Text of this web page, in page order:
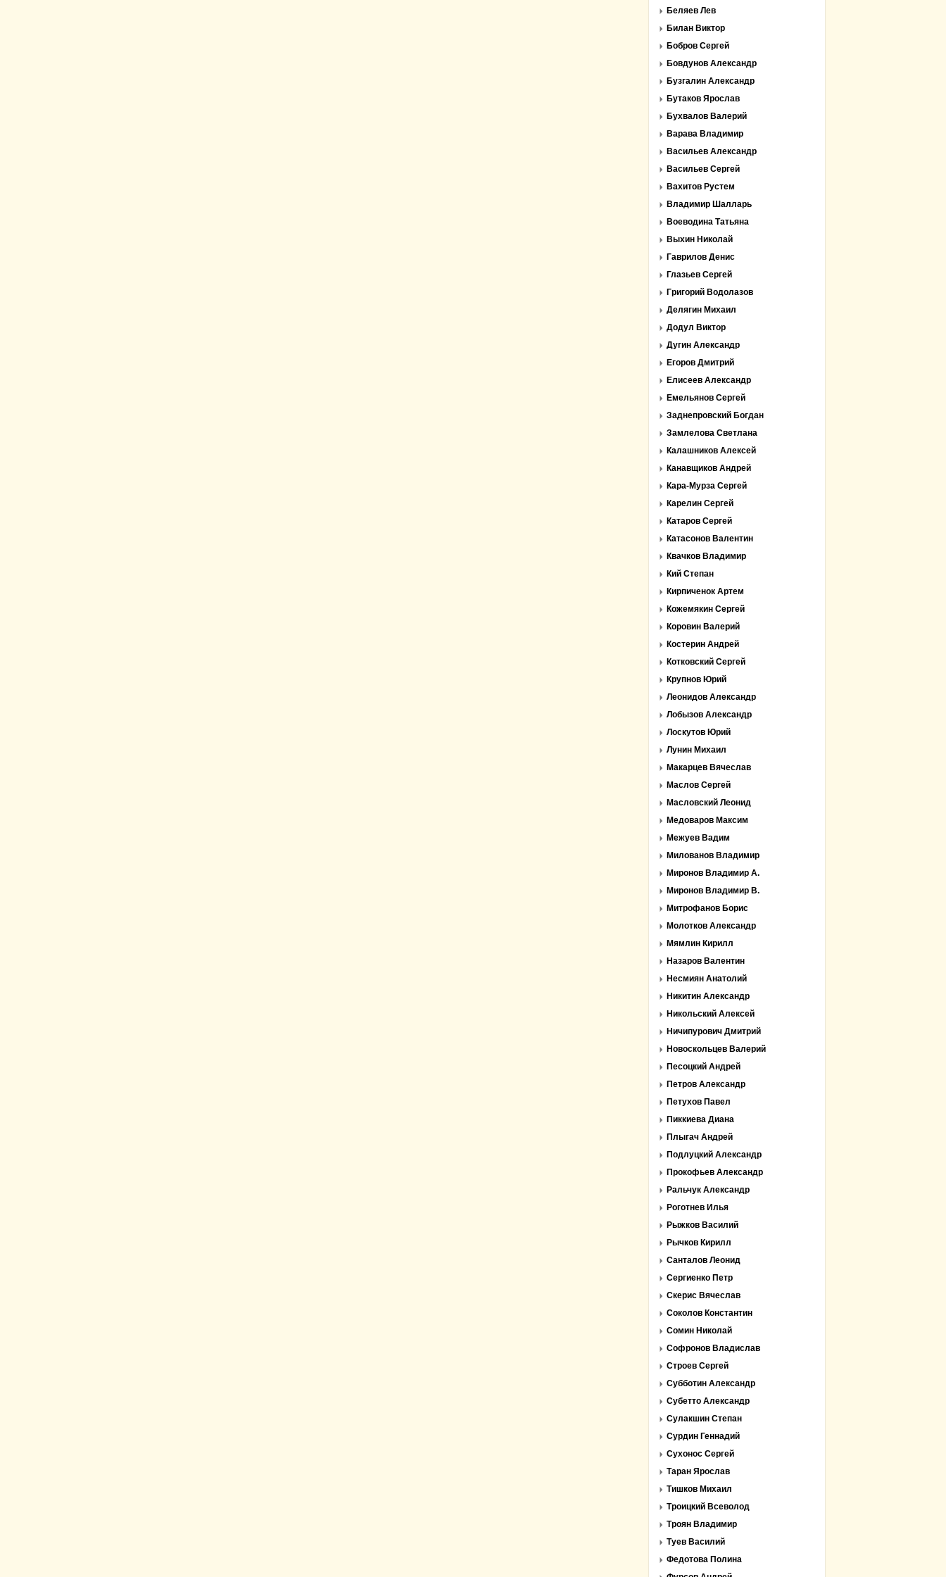
Беляев Лев
Билан Виктор
Бобров Сергей
Бовдунов Александр
Бузгалин Александр
Бутаков Ярослав
Бухвалов Валерий
Варава Владимир
Васильев Александр
Васильев Сергей
Вахитов Рустем
Владимир Шалларь
Воеводина Татьяна
Выхин Николай
Гаврилов Денис
Глазьев Сергей
Григорий Водолазов
Делягин Михаил
Додул Виктор
Дугин Александр
Егоров Дмитрий
Елисеев Александр
Емельянов Сергей
Заднепровский Богдан
Замлелова Светлана
Калашников Алексей
Канавщиков Андрей
Кара-Мурза Сергей
Карелин Сергей
Катаров Сергей
Катасонов Валентин
Квачков Владимир
Кий Степан
Кирпиченок Артем
Кожемякин Сергей
Коровин Валерий
Костерин Андрей
Котковский Сергей
Крупнов Юрий
Леонидов Александр
Лобызов Александр
Лоскутов Юрий
Лунин Михаил
Макарцев Вячеслав
Маслов Сергей
Масловский Леонид
Медоваров Максим
Межуев Вадим
Милованов Владимир
Миронов Владимир А.
Миронов Владимир В.
Митрофанов Борис
Молотков Александр
Мямлин Кирилл
Назаров Валентин
Несмиян Анатолий
Никитин Александр
Никольский Алексей
Ничипурович Дмитрий
Новоскольцев Валерий
Песоцкий Андрей
Петров Александр
Петухов Павел
Пиккиева Диана
Плыгач Андрей
Подлуцкий Александр
Прокофьев Александр
Ральчук Александр
Роготнев Илья
Рыжков Василий
Рычков Кирилл
Санталов Леонид
Сергиенко Петр
Скерис Вячеслав
Соколов Константин
Сомин Николай
Софронов Владислав
Строев Сергей
Субботин Александр
Субетто Александр
Сулакшин Степан
Сурдин Геннадий
Сухонос Сергей
Таран Ярослав
Тишков Михаил
Троицкий Всеволод
Троян Владимир
Туев Василий
Федотова Полина